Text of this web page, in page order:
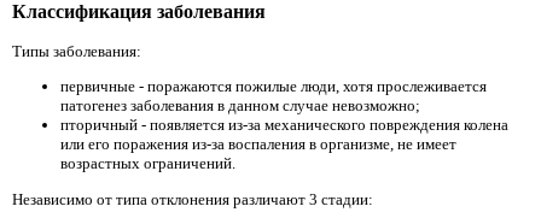
Классификация заболевания
Типы заболевания:
первичные - поражаются пожилые люди, хотя прослеживается
патогенез заболевания в данном случае невозможно;
пторичный - появляется из-за механического повреждения колена
или его поражения из-за воспаления в организме, не имеет
возрастных ограничений.
Независимо от типа отклонения различают 3 стадии: